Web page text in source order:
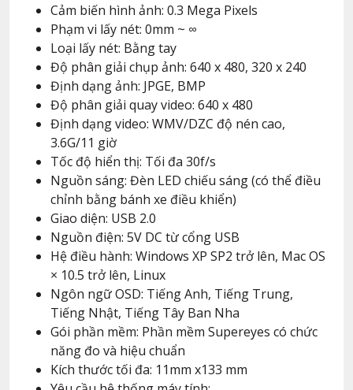
Cảm biến hình ảnh: 0.3 Mega Pixels
Phạm vi lấy nét: 0mm ~ ∞
Loại lấy nét: Bằng tay
Độ phân giải chụp ảnh: 640 x 480, 320 x 240
Định dạng ảnh: JPGE, BMP
Độ phân giải quay video: 640 x 480
Định dạng video: WMV/DZC độ nén cao,
3.6G/11 giờ
Tốc độ hiển thị: Tối đa 30f/s
Nguồn sáng: Đèn LED chiếu sáng (có thể điều
chỉnh bằng bánh xe điều khiển)
Giao diện: USB 2.0
Nguồn điện: 5V DC từ cổng USB
Hệ điều hành: Windows XP SP2 trở lên, Mac OS
× 10.5 trở lên, Linux
Ngôn ngữ OSD: Tiếng Anh, Tiếng Trung,
Tiếng Nhật, Tiếng Tây Ban Nha
Gói phần mềm: Phần mềm Supereyes có chức
năng đo và hiệu chuẩn
Kích thước tối đa: 11mm x133 mm